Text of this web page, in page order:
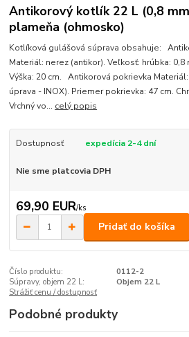
Antikorový kotlík 22 L (0,8
plameňa (ohmosko)
Kotlíková gulášová súprava obsahuje:
Materiál: nerez (antikor). Veľkosť: hrúbka: 0,8
Výška: 20 cm. Antikorová pokrievka
úprava - INOX). Priemer pokrievka: 47 cm.
Vrchný vo... celý popis
Dostupnosť expedícia 2-4 dní
Nie sme platcovia DPH
69,90 EUR/ks
Pridať do košíka
Číslo produktu:
0112-2
Súpravy, objem 22 L:
Objem 22 L
Strážiť cenu / dostupnosť
Podobné produkty